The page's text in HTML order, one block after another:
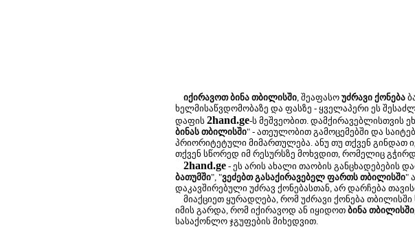
იქირავოთ ბინა თბილისში, შეაფასო უძრავი ქონება
ხელმისაწვდომობაზე და ფასზე - ყველაპერი ეს
დაფის 2hand.ge-ს მეშვეობით. დამქირავებლისთვის
ბინას თბილისში" - ათეულობით გამოცემებში და
პრიორიტეტული მიმართულება. ანუ თუ თქვენ გინდათ
თქვენ სწორედ იმ რესურსზე მოხვდით, რომელიც
2hand.ge - ეს არის ახალი თაობის განცხადებების
ბათუმში", "ვეძებთ გასაქირავებელ ფართს თბილისში"
დაკავშირებული უძრავ ქონებასთან, არ დარჩება
მიაქციეთ ყურადღება, რომ უძრავი ქონება
იმის გარდა, რომ იქირავოდ ან იყიდოთ ბინა თბილისში
სასაქონლო ჯგუფების მიხედვით.